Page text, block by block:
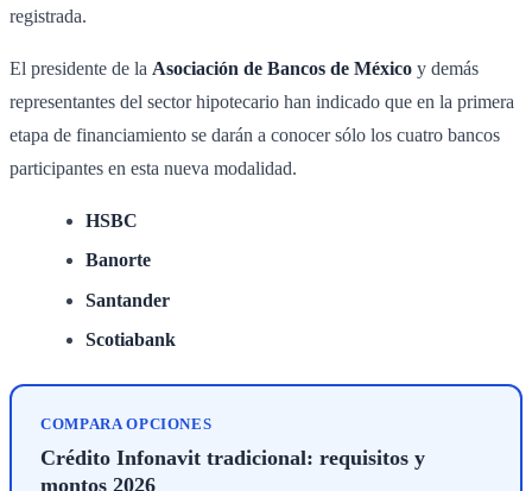
registrada.
El presidente de la Asociación de Bancos de México y demás
representantes del sector hipotecario han indicado que en la primera
etapa de financiamiento se darán a conocer sólo los cuatro bancos
participantes en esta nueva modalidad.
HSBC
Banorte
Santander
Scotiabank
COMPARA OPCIONES
Crédito Infonavit tradicional: requisitos y
montos 2026